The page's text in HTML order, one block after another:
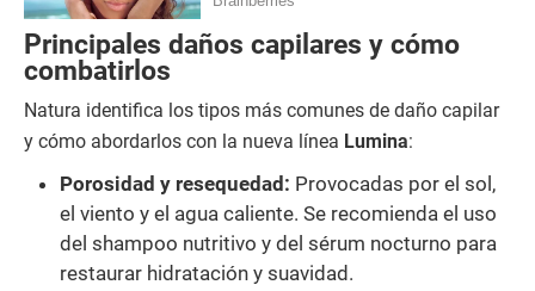
Principales daños capilares y cómo
combatirlos
Natura identifica los tipos más comunes de daño capilar
y cómo abordarlos con la nueva línea Lumina:
Porosidad y resequedad: Provocadas por el sol,
el viento y el agua caliente. Se recomienda el uso
del shampoo nutritivo y del sérum nocturno para
restaurar hidratación y suavidad.